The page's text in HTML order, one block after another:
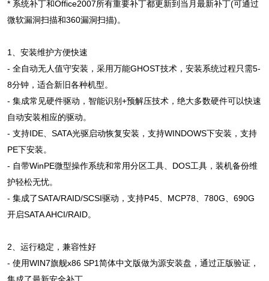
* 系统补丁和Office2007所有重要补丁都更新到当月最新补丁(可通过
微软漏洞扫描和360漏洞扫描)。
1、安装维护方便快速
- 全自动无人值守安装，采用万能GHOST技术，安装系统过程只需5-
8分钟，适合新旧各种机型。
- 集成常见硬件驱动，智能识别+预解压技术，绝大多数硬件可以快速
自动安装相应的驱动。
- 支持IDE、SATA光驱启动恢复安装，支持WINDOWS下安装，支持
PE下安装。
- 自带WinPE微型操作系统和常用分区工具、DOS工具，装机备份维
护轻松无忧。
- 集成了SATA/RAID/SCSI驱动，支持P45、MCP78、780G、690G
开启SATA AHCI/RAID。
2、运行稳定，兼容性好
- 使用WIN7旗舰x86 SP1简体中文版做为源安装盘，通过正版验证，